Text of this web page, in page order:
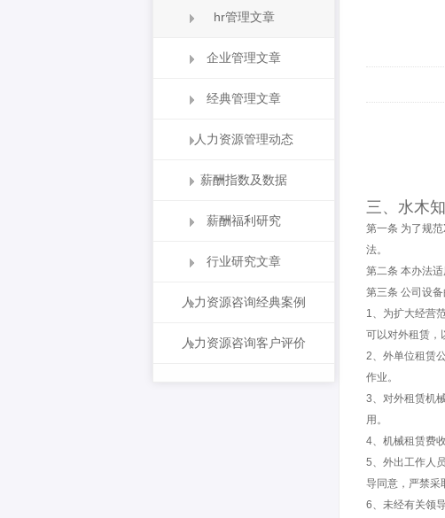
hr管理文章
企业管理文章
经典管理文章
人力资源管理动态
薪酬指数及数据
薪酬福利研究
行业研究文章
人力资源咨询经典案例
人力资源咨询客户评价
三、水木
第一条 为了规
法。
第二条 本办法
第三条 公司设
1、为扩大经营
可以对外租赁，
2、外单位租赁
作业。
3、对外租赁机
用。
4、机械租赁费
5、外出工作人
导同意，严禁采
6、未经有关领